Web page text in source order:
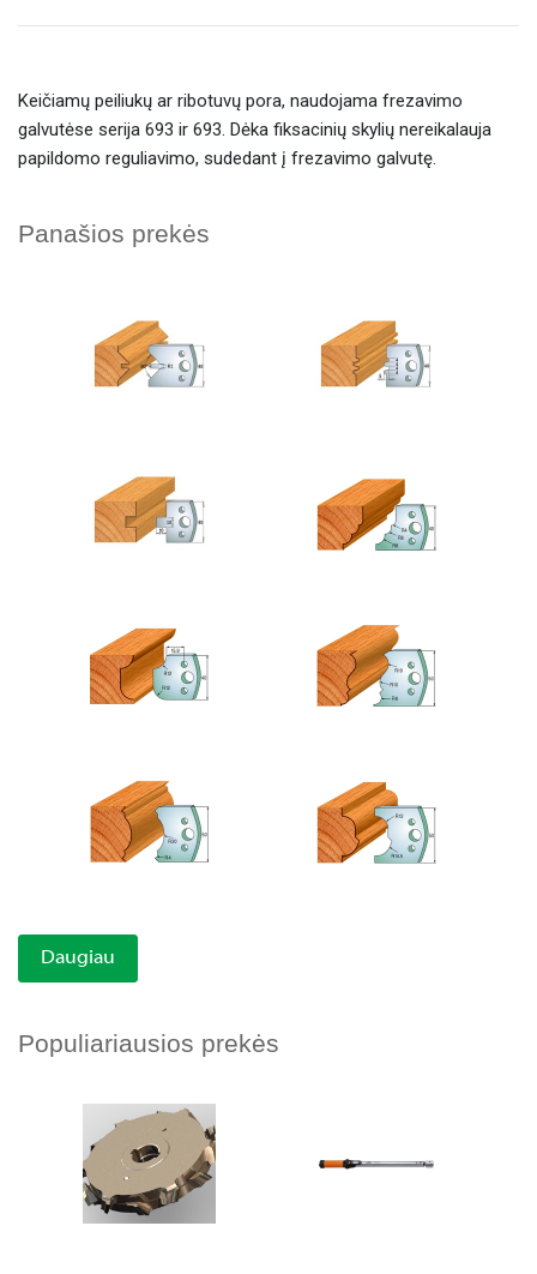
Keičiamų peiliukų ar ribotuvų pora, naudojama frezavimo
galvutėse serija 693 ir 693. Dėka fiksacinių skylių nereikalauja
papildomo reguliavimo, sudedant į frezavimo galvutę.
Panašios prekės
Daugiau
Populiariausios prekės